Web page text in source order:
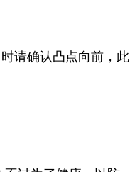
请确认凸点向前，此